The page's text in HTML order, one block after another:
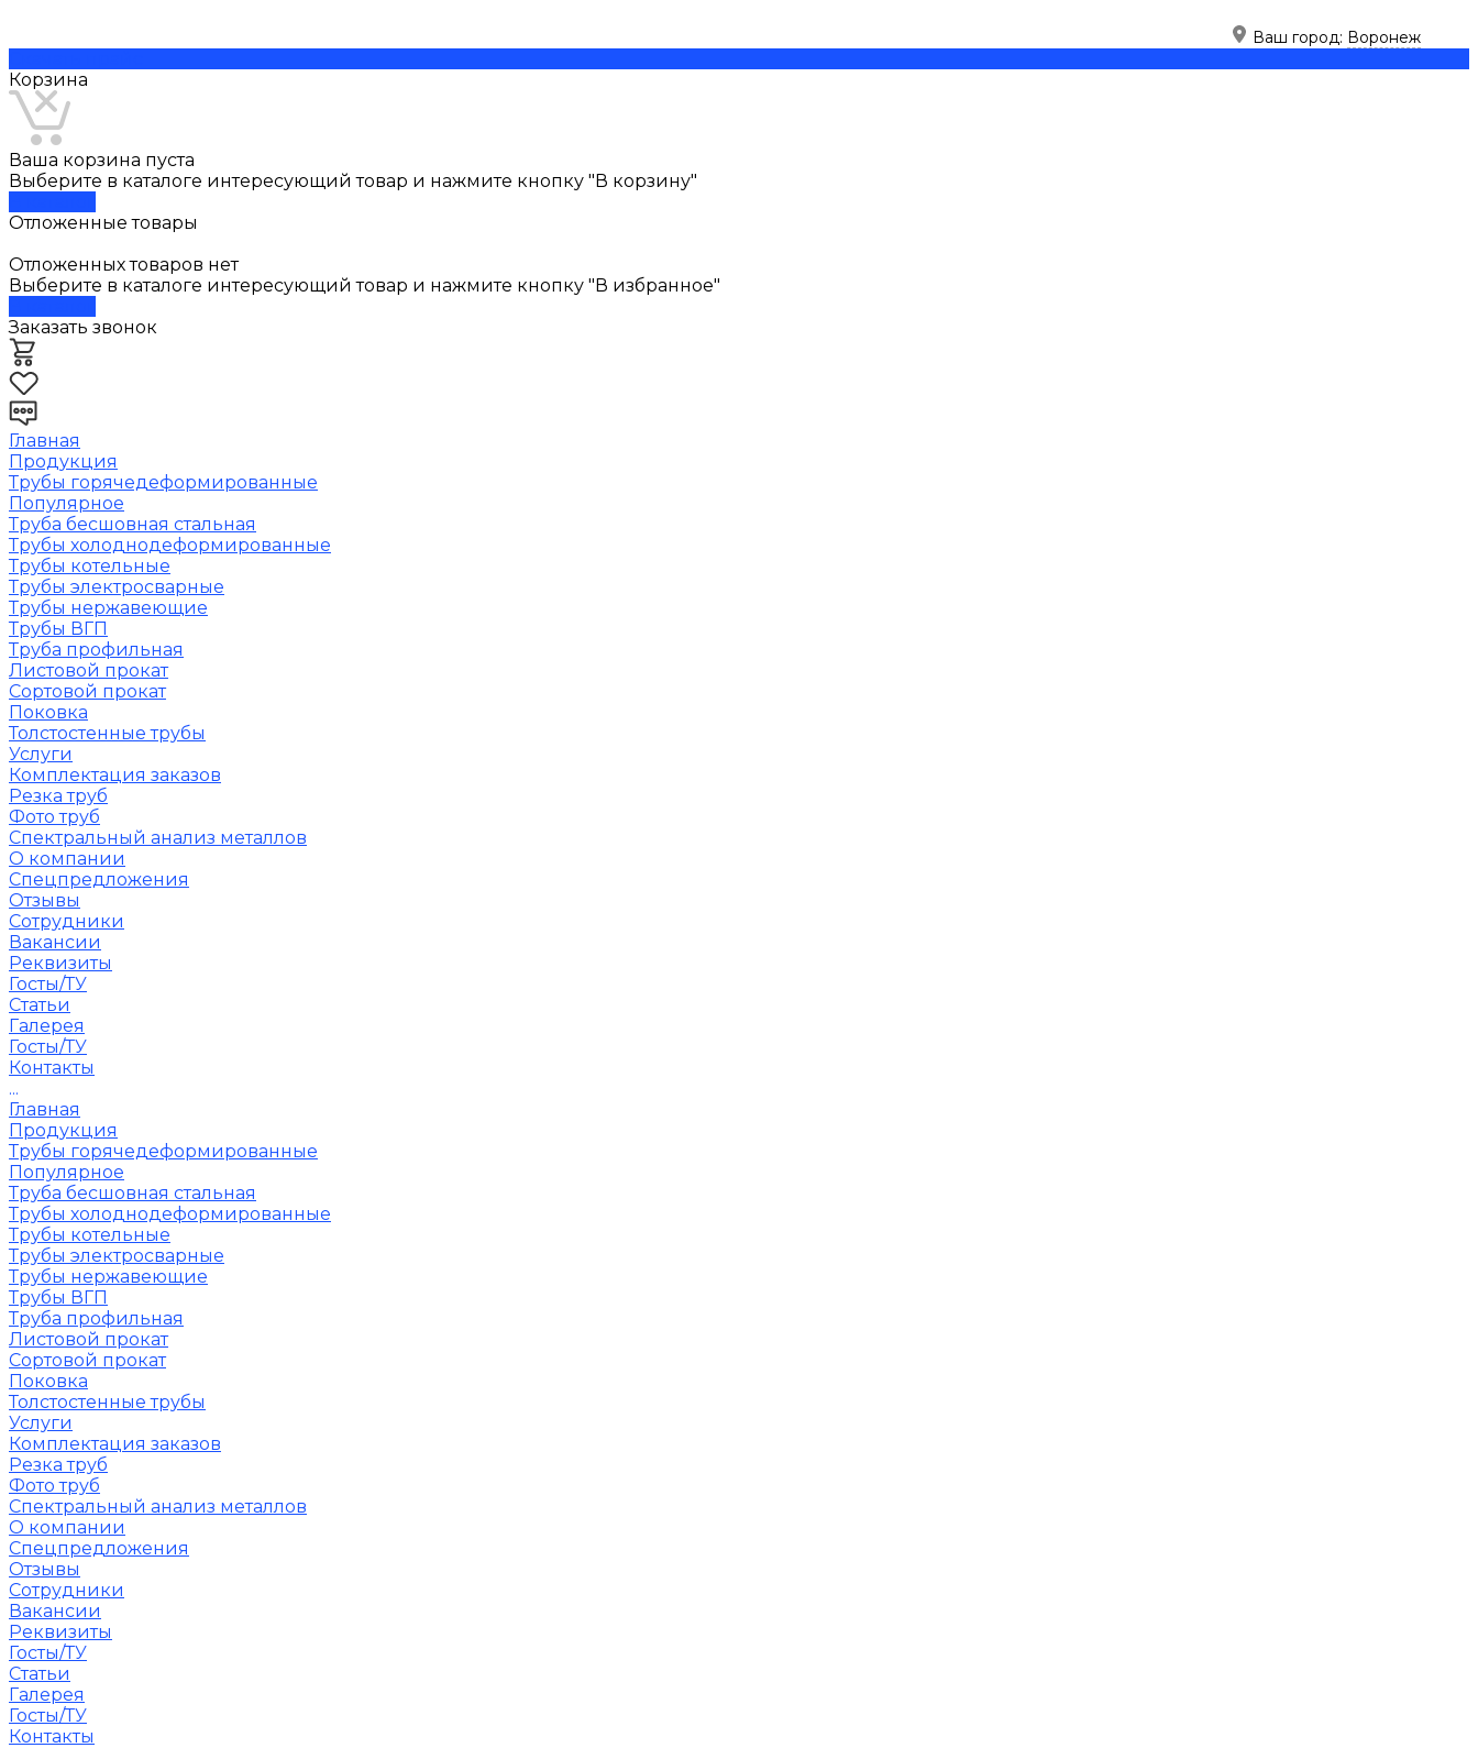
Ваш город: Воронеж
Корзина
Ваша корзина пуста
Выберите в каталоге интересующий товар и нажмите кнопку "В корзину"
Отложенные товары
Отложенных товаров нет
Выберите в каталоге интересующий товар и нажмите кнопку "В избранное"
Заказать звонок
Главная
Продукция
Трубы горячедеформированные
Популярное
Труба бесшовная стальная
Трубы холоднодеформированные
Трубы котельные
Трубы электросварные
Трубы нержавеющие
Трубы ВГП
Труба профильная
Листовой прокат
Сортовой прокат
Поковка
Толстостенные трубы
Услуги
Комплектация заказов
Резка труб
Фото труб
Спектральный анализ металлов
О компании
Спецпредложения
Отзывы
Сотрудники
Вакансии
Реквизиты
Госты/ТУ
Статьи
Галерея
Госты/ТУ
Контакты
...
Главная
Продукция
Трубы горячедеформированные
Популярное
Труба бесшовная стальная
Трубы холоднодеформированные
Трубы котельные
Трубы электросварные
Трубы нержавеющие
Трубы ВГП
Труба профильная
Листовой прокат
Сортовой прокат
Поковка
Толстостенные трубы
Услуги
Комплектация заказов
Резка труб
Фото труб
Спектральный анализ металлов
О компании
Спецпредложения
Отзывы
Сотрудники
Вакансии
Реквизиты
Госты/ТУ
Статьи
Галерея
Госты/ТУ
Контакты